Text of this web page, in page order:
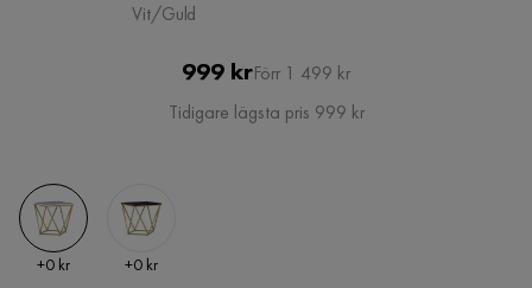
Vit/Guld
Pris
999 kr Original
Pris
Förr 1 499 kr
Tidigare lägsta pris 999 kr
Pris
+0 kr Pris
+0 kr